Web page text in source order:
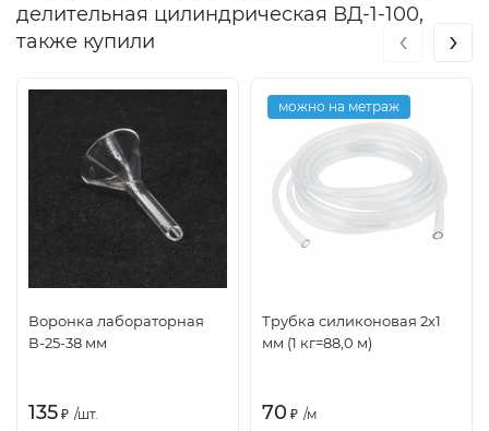
делительная цилиндрическая ВД-1-100,
также купили
Воронка лабораторная
В-25-38 мм
135 ₽ /шт.
можно на метраж
Трубка силиконовая 2х1
мм (1 кг=88,0 м)
70 ₽ /м
‹ ›